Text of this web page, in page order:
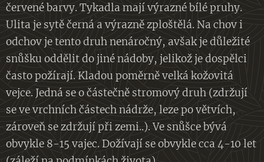
červené barvy. Tykadla mají výrazné bílé pruhy.
Ulita je sytě černá a výrazně zploštělá. Na chov i
odchov je tento druh nenáročný, avšak je důležité
snůšku oddělit do jiné nádoby, jelikož je dospělci
často požírají. Kladou poměrně velká kožovitá
vejce. Jedná se o částečně stromový druh (zdržují
se ve vrchních částech nádrže, leze po větvích,
zároveň se zdržují při zemi..). Ve snůšce bývá
obvykle 8-15 vajec. Dožívají se obvykle cca 4-10 let